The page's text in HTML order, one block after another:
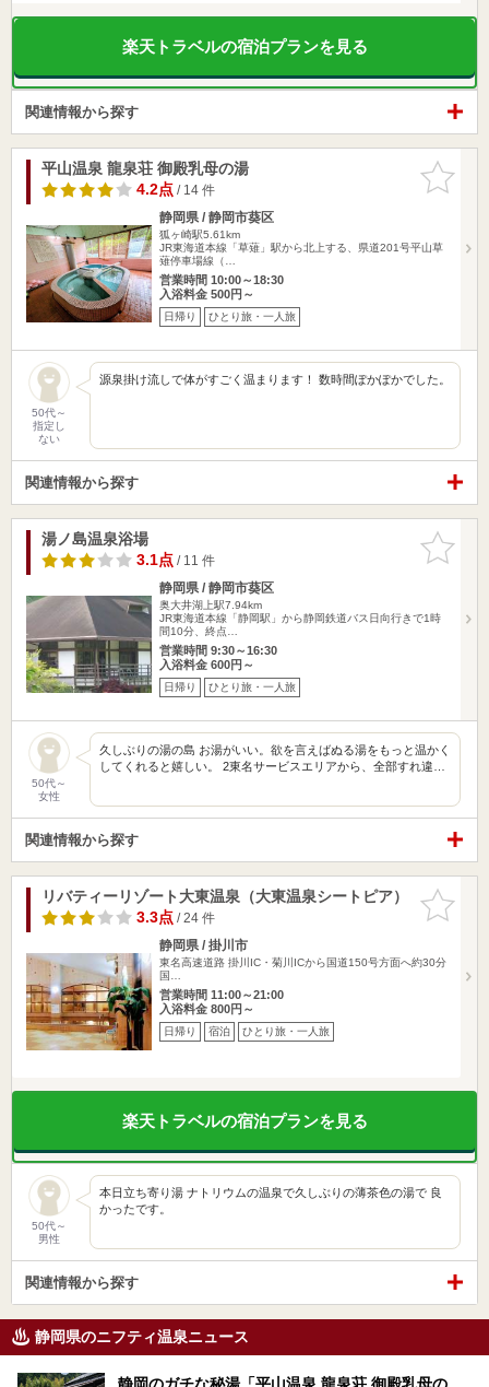
楽天トラベルの宿泊プランを見る
関連情報から探す
お気に入
りに追加
平山温泉 龍泉荘 御殿乳母の湯
4.2点/ 14 件
静岡県 / 静岡市葵区
狐ヶ崎駅5.61km
JR東海道本線「草薙」駅から北上する、県道201号平山草
薙停車場線（…
営業時間 10:00～18:30
入浴料金 500円～
日帰り ひとり旅・一人旅
50代～
指定し
ない
源泉掛け流しで体がすごく温まります！ 数時間ぽかぽかでした。
関連情報から探す
お気に入
りに追加
湯ノ島温泉浴場
3.1点/ 11 件
静岡県 / 静岡市葵区
奥大井湖上駅7.94km
JR東海道本線「静岡駅」から静岡鉄道バス日向行きで1時
間10分、終点…
営業時間 9:30～16:30
入浴料金 600円～
日帰り ひとり旅・一人旅
50代～
女性
久しぶりの湯の島 お湯がいい。欲を言えばぬる湯をもっと温かく
してくれると嬉しい。 2東名サービスエリアから、全部すれ違…
関連情報から探す
お気に入
りに追加
リバティーリゾート大東温泉（大東温泉シートピア）
3.3点/ 24 件
静岡県 / 掛川市
東名高速道路 掛川IC・菊川ICから国道150号方面へ約30分
国…
営業時間 11:00～21:00
入浴料金 800円～
日帰り 宿泊 ひとり旅・一人旅
楽天トラベルの宿泊プランを見る
50代～
男性
本日立ち寄り湯 ナトリウムの温泉で久しぶりの薄茶色の湯で 良
かったです。
関連情報から探す
静岡県のニフティ温泉ニュース
静岡のガチな秘湯「平山温泉 龍泉荘 御殿乳母の